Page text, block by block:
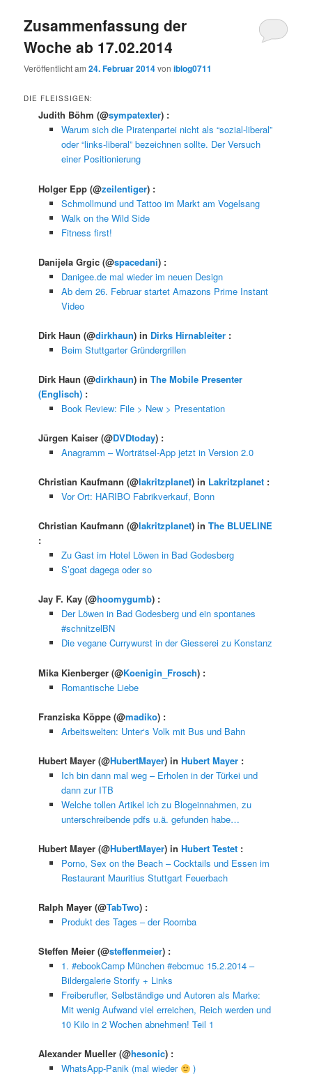
Zusammenfassung der
Woche ab 17.02.2014
Veröffentlicht am24. Februar 2014voniblog0711
DIE FLEISSIGEN:
Judith Böhm(@sympatexter) :
Warum sich die Piratenpartei nicht als “sozial-liberal”
oder “links-liberal” bezeichnen sollte. Der Versuch
einer Positionierung
Holger Epp(@zeilentiger) :
Schmollmund und Tattoo im Markt am Vogelsang
Walk on the Wild Side
Fitness first!
Danijela Grgic(@spacedani) :
Danigee.de mal wieder im neuen Design
Ab dem 26. Februar startet Amazons Prime Instant
Video
Dirk Haun(@dirkhaun) in Dirks Hirnableiter :
Beim Stuttgarter Gründergrillen
Dirk Haun(@dirkhaun) inThe Mobile Presenter
(Englisch) :
Book Review: File > New > Presentation
Jürgen Kaiser(@DVDtoday) :
Anagramm – Worträtsel-App jetzt in Version 2.0
Christian Kaufmann(@lakritzplanet) in Lakritzplanet :
Vor Ort: HARIBO Fabrikverkauf, Bonn
Christian Kaufmann(@lakritzplanet) inThe BLUELINE
:
Zu Gast im Hotel Löwen in Bad Godesberg
S’goat dagega oder so
Jay F. Kay(@hoomygumb) :
Der Löwen in Bad Godesberg und ein spontanes
#schnitzelBN
Die vegane Currywurst in der Giesserei zu Konstanz
Mika Kienberger(@Koenigin_Frosch) :
Romantische Liebe
Franziska Köppe(@madiko) :
Arbeitswelten: Unter‘s Volk mit Bus und Bahn
Hubert Mayer(@HubertMayer) inHubert Mayer :
Ich bin dann mal weg – Erholen in der Türkei und
dann zur ITB
Welche tollen Artikel ich zu Blogeinnahmen, zu
unterschreibende pdfs u.ä. gefunden habe…
Hubert Mayer(@HubertMayer) inHubert Testet :
Porno, Sex on the Beach – Cocktails und Essen im
Restaurant Mauritius Stuttgart Feuerbach
Ralph Mayer(@TabTwo) :
Produkt des Tages – der Roomba
Steffen Meier(@steffenmeier) :
1. #ebookCamp München #ebcmuc 15.2.2014 –
Bildergalerie Storify + Links
Freiberufler, Selbständige und Autoren als Marke:
Mit wenig Aufwand viel erreichen, Reich werden und
10 Kilo in 2 Wochen abnehmen! Teil 1
Alexander Mueller(@hesonic) :
WhatsApp-Panik (mal wieder
)